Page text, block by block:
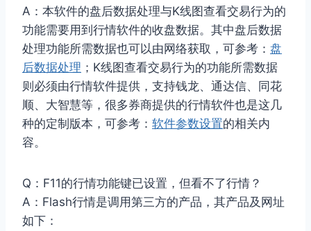
A：本软件的盘后数据处理与K线图查看交易行为的
功能需要用到行情软件的收盘数据。其中盘后数据
处理功能所需数据也可以由网络获取，可参考： 盘
后数据处理 ；K线图查看交易行为的功能所需数据
则必须由行情软件提供，支持钱龙、通达信、同花
顺、大智慧等，很多券商提供的行情软件也是这几
种的定制版本，可参考： 软件参数设置的相关内
容。
Q：F11的行情功能键已设置，但看不了行情？
A：Flash行情是调用第三方的产品，其产品及网址
如下：